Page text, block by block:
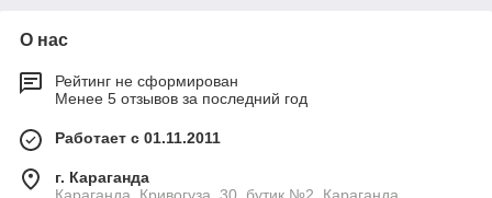
О нас
Рейтинг не сформирован
Менее 5 отзывов за последний год
Работает с 01.11.2011
г. Караганда